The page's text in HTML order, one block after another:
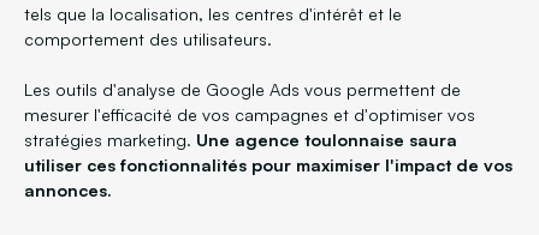
tels que la localisation, les centres d'intérêt et le
comportement des utilisateurs.
Les outils d'analyse de Google Ads vous permettent de
mesurer l'efficacité de vos campagnes et d'optimiser vos
stratégies marketing. Une agence toulonnaise saura
utiliser ces fonctionnalités pour maximiser l'impact de vos
annonces.